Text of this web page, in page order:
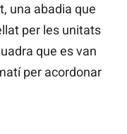
una abadia que
per les unitats
que es van
per acordonar